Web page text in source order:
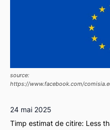
source:
https://www.facebook.com/
24 mai 2025
Timp estimat de citire: Less